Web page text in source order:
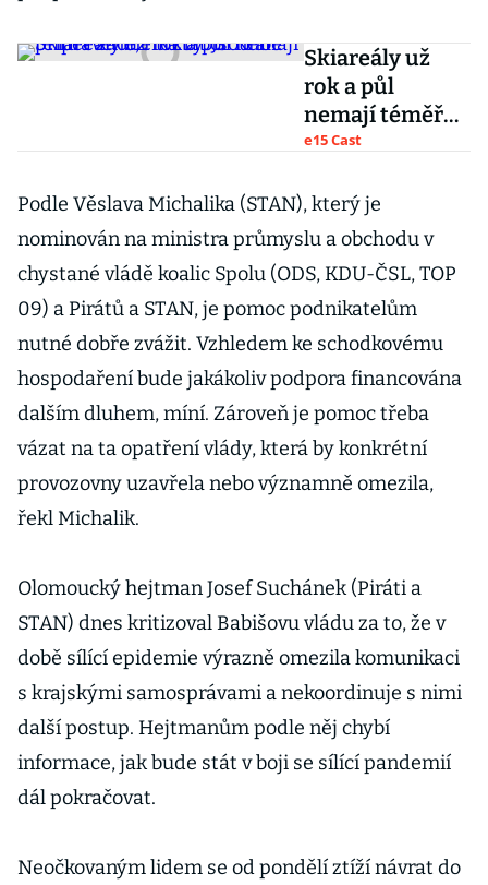
Skiareály už
rok a půl
nemají téměř
žádné tržby.
připravené, říká
Libor Knot
e15 Cast
Podle Věslava Michalika (STAN), který je
nominován na ministra průmyslu a obchodu v
chystané vládě koalic Spolu (ODS, KDU-ČSL, TOP
09) a Pirátů a STAN, je pomoc podnikatelům
nutné dobře zvážit. Vzhledem ke schodkovému
hospodaření bude jakákoliv podpora financována
dalším dluhem, míní. Zároveň je pomoc třeba
vázat na ta opatření vlády, která by konkrétní
provozovny uzavřela nebo významně omezila,
řekl Michalik.
Olomoucký hejtman Josef Suchánek (Piráti a
STAN) dnes kritizoval Babišovu vládu za to, že v
době sílící epidemie výrazně omezila komunikaci
s krajskými samosprávami a nekoordinuje s nimi
další postup. Hejtmanům podle něj chybí
informace, jak bude stát v boji se sílící pandemií
dál pokračovat.
Neočkovaným lidem se od pondělí ztíží návrat do